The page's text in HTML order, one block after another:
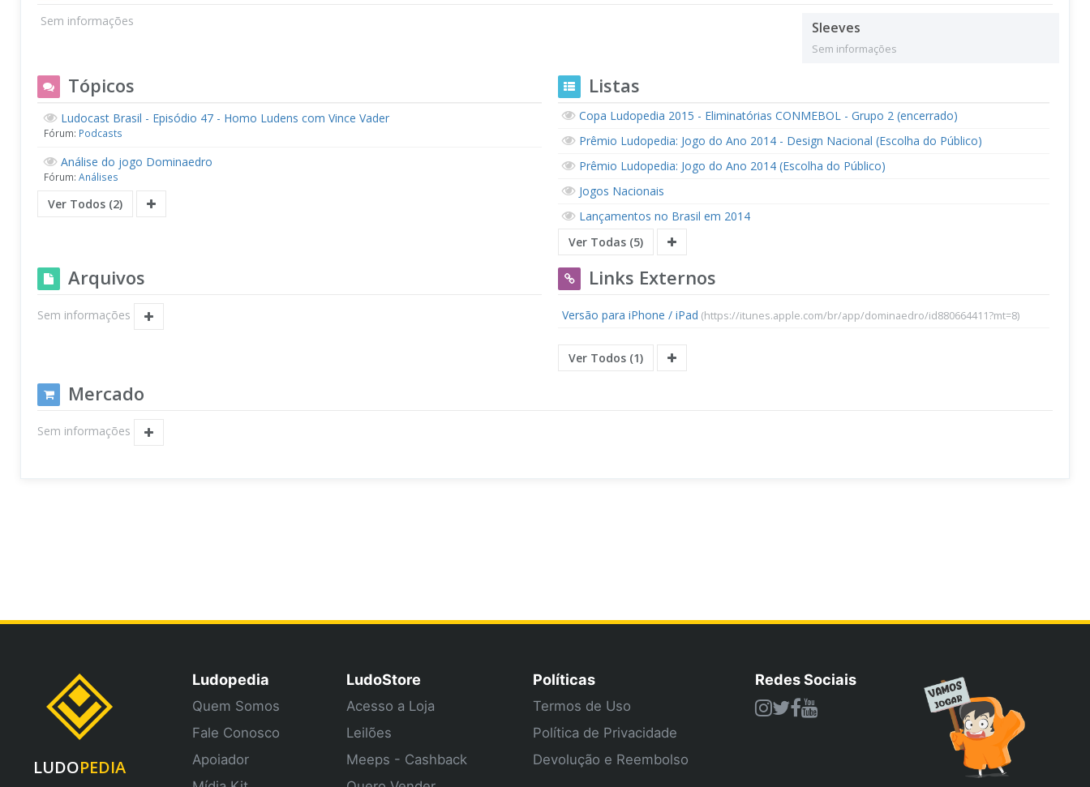
Sem informações Sleeves
Sem informações
Tópicos
Ludocast Brasil - Episódio 47 - Homo Ludens com Vince Vader
Fórum: Podcasts
Análise do jogo Dominaedro
Fórum: Análises
Ver Todos (2)
Listas
Copa Ludopedia 2015 - Eliminatórias CONMEBOL - Grupo 2 (encerrado)
Prêmio Ludopedia: Jogo do Ano 2014 - Design Nacional (Escolha do Público)
Prêmio Ludopedia: Jogo do Ano 2014 (Escolha do Público)
Jogos Nacionais
Lançamentos no Brasil em 2014
Ver Todas (5)
Arquivos
Sem informações
Links Externos
Versão para iPhone / iPad (https://itunes.apple.com/br/app/dominaedro/id880664411?mt=8)
Ver Todos (1)
Mercado
Sem informações
LUDOPEDIA
Ludopedia
Quem Somos
Fale Conosco
Apoiador
LudoStore
Acesso a Loja
Leilões
Meeps - Cashback
Políticas
Termos de Uso
Política de Privacidade
Devolução e Reembolso
Redes Sociais